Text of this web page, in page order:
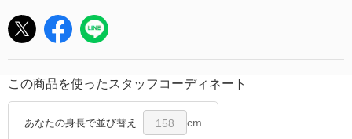
この商品を使ったスタッフコーディネート
あなたの身長で並び替え 158 cm